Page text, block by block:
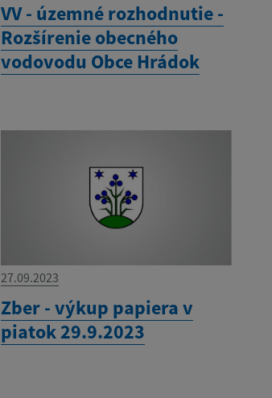
VV - územné rozhodnutie -
Rozšírenie obecného
vodovodu Obce Hrádok
27.09.2023
Zber - výkup papiera v
piatok 29.9.2023